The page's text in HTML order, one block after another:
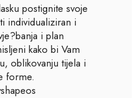
postignite svoje
individualiziran i
i plan
kako bi Vam
oblikovanju tijela i
forme.